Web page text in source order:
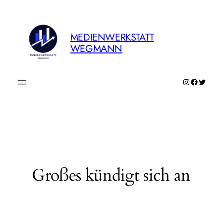
MEDIENWERKSTATT
WEGMANN
Instagram
Großes kündigt sich an